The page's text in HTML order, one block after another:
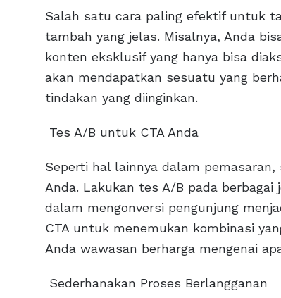
Salah satu cara paling efektif untuk
tambah yang jelas. Misalnya, Anda
konten eksklusif yang hanya bisa
akan mendapatkan sesuatu yang
tindakan yang diinginkan.
Tes A/B untuk CTA Anda
Seperti hal lainnya dalam
Anda. Lakukan tes A/B pada
dalam mengonversi pengunjung
CTA untuk menemukan kombinasi
Anda wawasan berharga mengenai
Sederhanakan Proses Berlangganan